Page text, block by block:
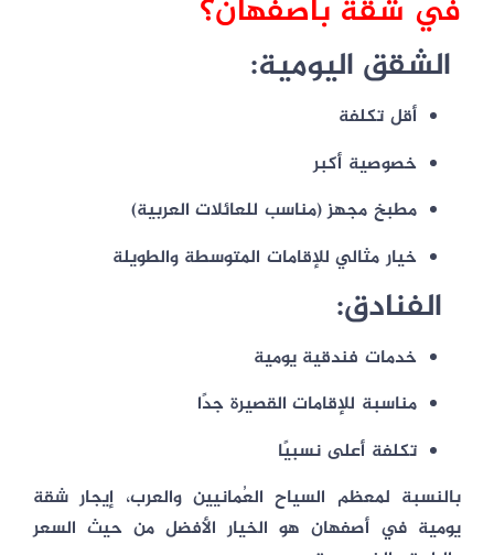
في شقة بأصفهان؟
الشقق اليومية:
أقل تكلفة
خصوصية أكبر
مطبخ مجهز (مناسب للعائلات العربية)
خيار مثالي للإقامات المتوسطة والطويلة
الفنادق:
خدمات فندقية يومية
مناسبة للإقامات القصيرة جدًا
تكلفة أعلى نسبيًا
بالنسبة لمعظم السياح العُمانيين والعرب، إيجار شقة
يومية في أصفهان هو الخيار الأفضلمن حيث السعر